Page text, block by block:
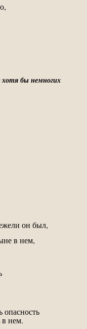
бы немногих
он был,
в нем,
опасность
в нем.